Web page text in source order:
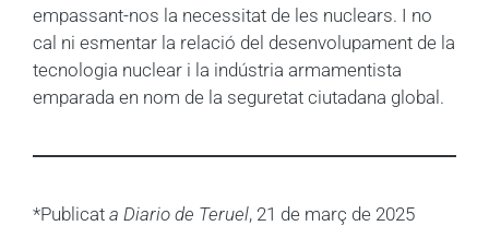
empassant-nos la necessitat de les nuclears. I no
cal ni esmentar la relació del desenvolupament de la
tecnologia nuclear i la indústria armamentista
emparada en nom de la seguretat ciutadana global.
*Publicat a Diario de Teruel, 21 de març de 2025